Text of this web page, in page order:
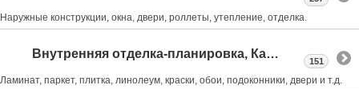
Наружные конструкции, окна, двери, роллеты, утепление, отделка.
Внутренняя отделка-планировка, Камины, Лестницы
Ламинат, паркет, плитка, линолеум, краски, обои, подоконники, двери и т.д.
151